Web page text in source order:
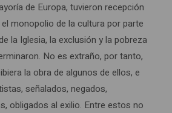
de Europa, tuvieron recepción
monopolio de la cultura por parte
la Iglesia, la exclusión y la pobreza
No es extraño, por tanto,
la obra de algunos de ellos, e
señalados, negados,
obligados al exilio. Entre estos no